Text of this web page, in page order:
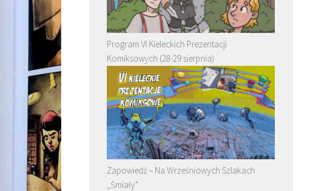
Program VI Kieleckich Prezentacji
Komiksowych (28-29 sierpnia)
Zapowiedź – Na Wrześniowych Szlakach
„Śmiały”